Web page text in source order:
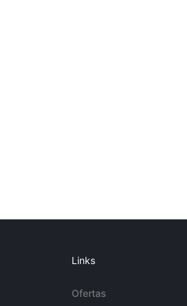
Links
Ofertas